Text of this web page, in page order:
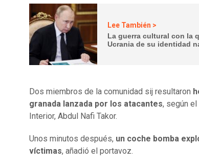
Lee También >
La guerra cultural con la
Ucrania de su identidad
Dos miembros de la comunidad sij resultaron
granada lanzada por los atacantes, según
Interior, Abdul Nafi Takor.
Unos minutos después, un coche bomba
víctimas, añadió el portavoz.